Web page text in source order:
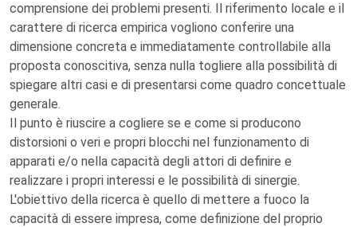
comprensione dei problemi presenti. Il riferimento locale e il
carattere di ricerca empirica vogliono conferire una
dimensione concreta e immediatamente controllabile alla
proposta conoscitiva, senza nulla togliere alla possibilità di
spiegare altri casi e di presentarsi come quadro concettuale
generale.
Il punto è riuscire a cogliere se e come si producono
distorsioni o veri e propri blocchi nel funzionamento di
apparati e/o nella capacità degli attori di definire e
realizzare i propri interessi e le possibilità di sinergie.
L'obiettivo della ricerca è quello di mettere a fuoco la
capacità di essere impresa, come definizione del proprio